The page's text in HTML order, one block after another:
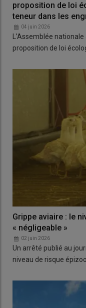
proposition de loi
teneur dans les
04 juin 2026
L’Assemblée
proposition de loi
Grippe aviaire : le
« négligeable »
02 juin 2026
Un arrêté publié au
niveau de risque